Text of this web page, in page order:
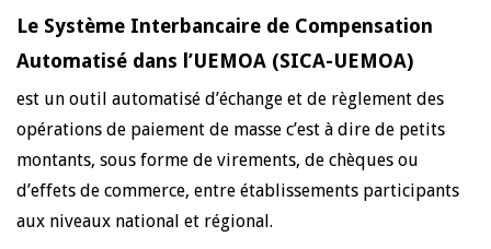
Le Système Interbancaire de Compensation
Automatisé dans l’UEMOA (SICA-UEMOA)
est un outil automatisé d’échange et de règlement des
opérations de paiement de masse c’est à dire de petits
montants, sous forme de virements, de chèques ou
d’effets de commerce, entre établissements participants
aux niveaux national et régional.